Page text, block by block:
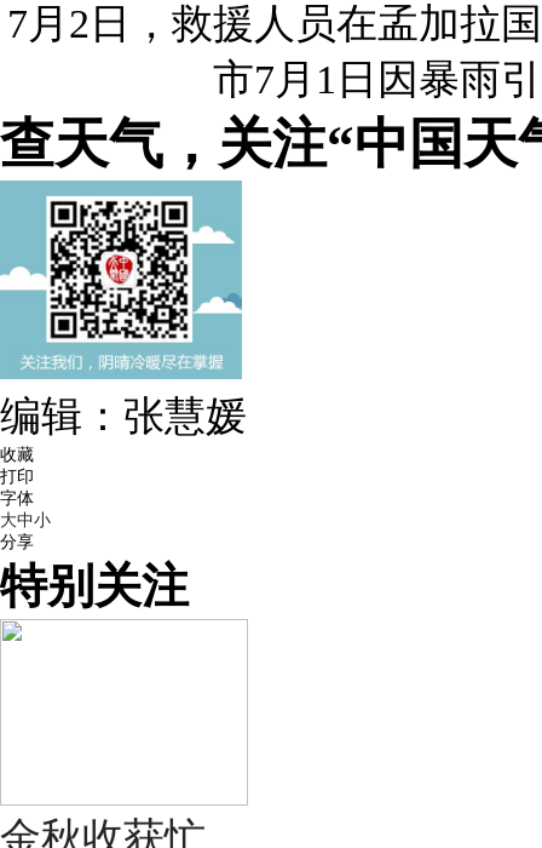
7月2日，救援人员在孟加拉
市7月1日因暴雨
查天气，关注“中国天
编辑：张慧媛
收藏
打印
字体
大中小
分享
特别关注
金秋收获忙